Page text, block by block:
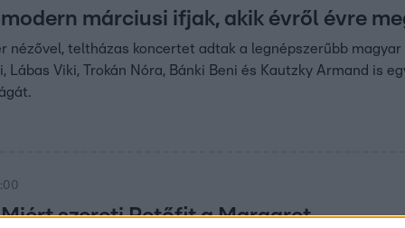
modern márciusi ifjak, akik évről évre
nézővel, teltházas koncertet adtak a legnépszerűbb
Lábas Viki, Trokán Nóra, Bánki Beni és Kautzky Armand is
Miért szereti Petőfit a Margaret